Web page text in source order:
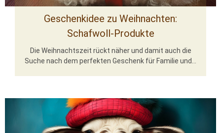
Geschenkidee zu Weihnachten:
Schafwoll-Produkte
Die Weihnachtszeit rückt näher und damit auch die
Suche nach dem perfekten Geschenk für Familie und...